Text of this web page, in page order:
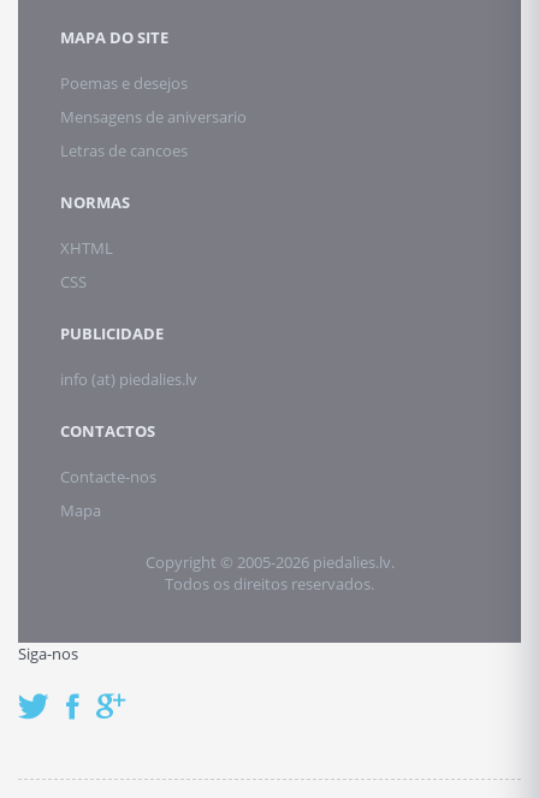
MAPA DO SITE
Poemas e desejos
Mensagens de aniversario
Letras de cancoes
NORMAS
XHTML
CSS
PUBLICIDADE
info (at) piedalies.lv
CONTACTOS
Contacte-nos
Mapa
Copyright © 2005-2026 piedalies.lv.
Todos os direitos reservados.
Siga-nos